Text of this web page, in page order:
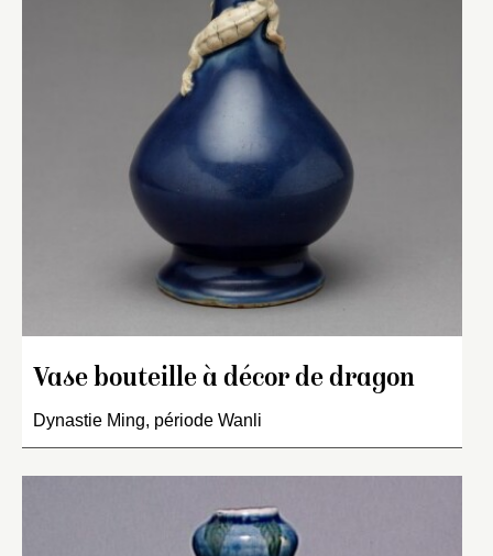
Vase bouteille à décor de dragon
Dynastie Ming, période Wanli